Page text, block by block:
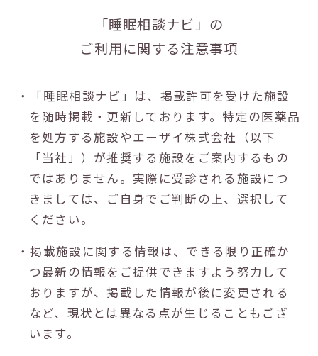
「睡眠相談ナビ」の
ご利用に関する注意事項
・「睡眠相談ナビ」は、掲載許可を受けた施設
を随時掲載・更新しております。特定の医薬品
を処方する施設やエーザイ株式会社（以下
「当社」）が推奨する施設をご案内するもの
ではありません。実際に受診される施設につ
きましては、ご自身でご判断の上、選択して
ください。
・掲載施設に関する情報は、できる限り正確か
つ最新の情報をご提供できますよう努力して
おりますが、掲載した情報が後に変更される
など、現状とは異なる点が生じることもござ
います。